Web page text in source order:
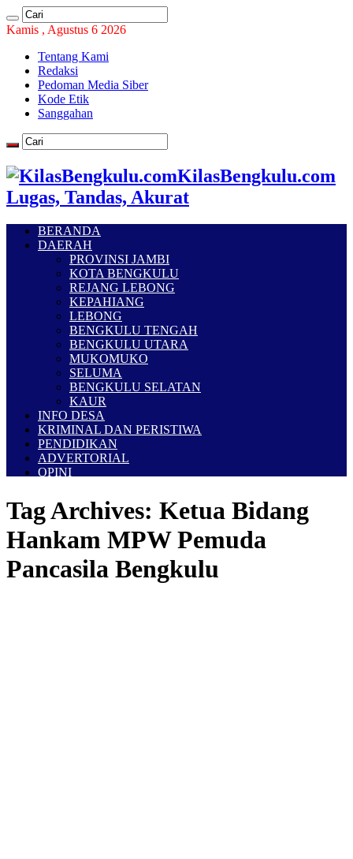
Kamis , Agustus 6 2026
Tentang Kami
Redaksi
Pedoman Media Siber
Kode Etik
Sanggahan
KilasBengkulu.com
Lugas, Tandas, Akurat
BERANDA
DAERAH
PROVINSI JAMBI
KOTA BENGKULU
REJANG LEBONG
KEPAHIANG
LEBONG
BENGKULU TENGAH
BENGKULU UTARA
MUKOMUKO
SELUMA
BENGKULU SELATAN
KAUR
INFO DESA
KRIMINAL DAN PERISTIWA
PENDIDIKAN
ADVERTORIAL
OPINI
Tag Archives: Ketua Bidang
Hankam MPW Pemuda
Pancasila Bengkulu